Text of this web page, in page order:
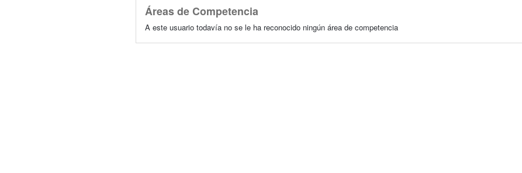
Áreas de Competencia
A este usuario todavía no se le ha reconocido ningún área de competencia